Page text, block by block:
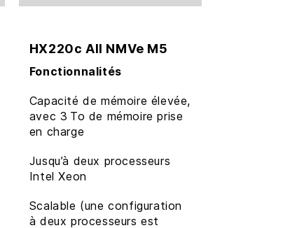
HX220c All NMVe M5
Fonctionnalités
Capacité de mémoire élevée,
avec 3 To de mémoire prise
en charge
Jusqu’à deux processeurs
Intel Xeon
Scalable (une configuration
à deux processeurs est